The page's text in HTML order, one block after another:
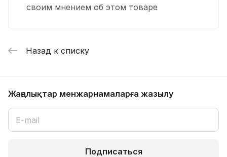
своим мнением об этом товаре
Назад к списку
Жаңалықтар менжарнамаларға жазылу
Подписаться